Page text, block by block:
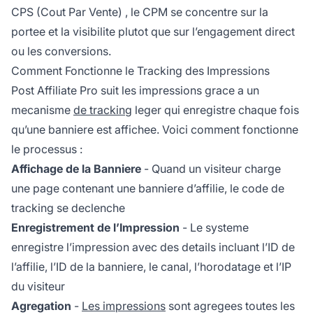
CPS (Cout Par Vente) , le CPM se concentre sur la
portee et la visibilite plutot que sur l’engagement direct
ou les conversions.
Comment Fonctionne le Tracking des Impressions
Post Affiliate Pro suit les impressions grace a un
mecanisme de tracking leger qui enregistre chaque fois
qu’une banniere est affichee. Voici comment fonctionne
le processus :
Affichage de la Banniere - Quand un visiteur charge
une page contenant une banniere d’affilie, le code de
tracking se declenche
Enregistrement de l’Impression - Le systeme
enregistre l’impression avec des details incluant l’ID de
l’affilie, l’ID de la banniere, le canal, l’horodatage et l’IP
du visiteur
Agregation - Les impressions sont agregees toutes les